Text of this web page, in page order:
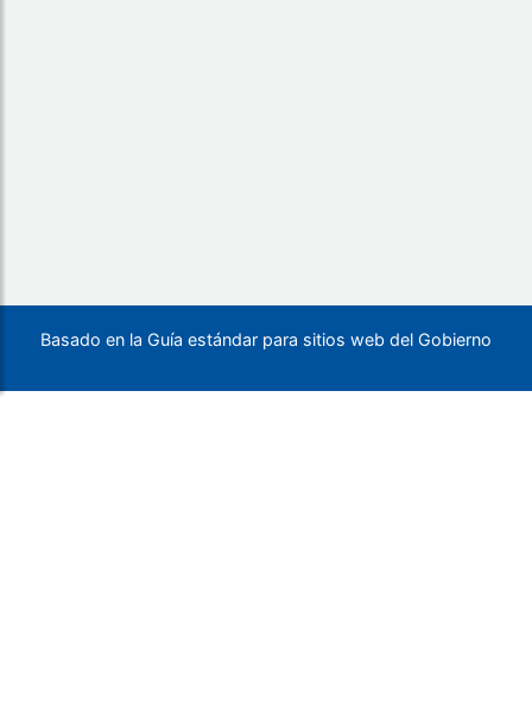
Basado en la Guía estándar para sitios web del Gobierno